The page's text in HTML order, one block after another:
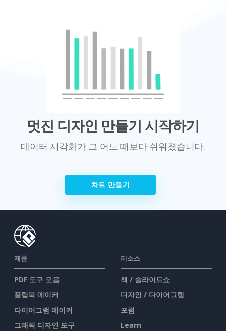
멋진 디자인 만들기 시작하기
데이터 시각화가 그 어느 때보다 쉬워졌습니다.
차트 만들기
제품
PDF 도구 모음
플립북 메이커
다이어그램 메이커
그래픽 디자인 도구
리소스
책 / 슬라이드쇼
디자인 / 다이어그램
포럼
Learn